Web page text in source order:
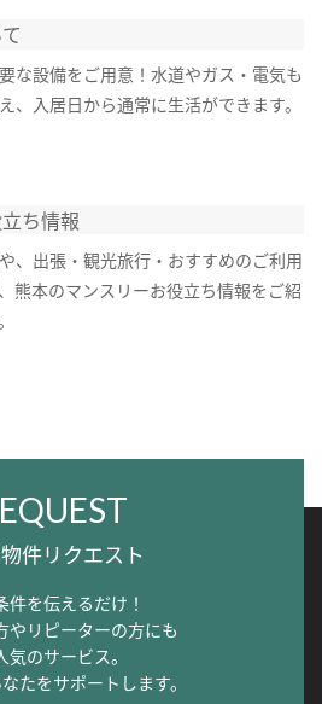
な設備をご用意！水道やガス・電気も
、入居日から通常に生活ができます。
ち情報
、出張・観光旅行・おすすめのご利用
熊本のマンスリーお役立ち情報をご紹
件リクエスト
件を伝えるだけ！
やリピーターの方にも
気のサービス。
たをサポートします。